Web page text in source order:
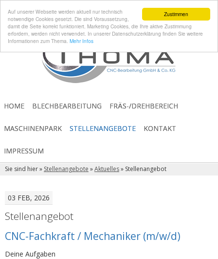
Zustimmen
Auf unserer Webseite werden aktuell nur technisch
notwendige Cookies gesetzt. Die sind Voraussetzung,
damit die Seite korrekt funktioniert. Marketing Cookies, die Ihre aktive Zustimmung
erfordern, werden nicht verwendet. In unserer Datenschutzerklärung finden Sie weitere
Informationen zum Thema. Mehr Infos
HOME BLECHBEARBEITUNG FRÄS-/DREHBEREICH
MASCHINENPARK STELLENANGEBOTE KONTAKT
IMPRESSUM
Sie sind hier » Stellenangebote »Aktuelles» Stellenangebot
03 FEB, 2026
Stellenangebot
CNC-Fachkraft / Mechaniker (m/w/d)
Deine Aufgaben